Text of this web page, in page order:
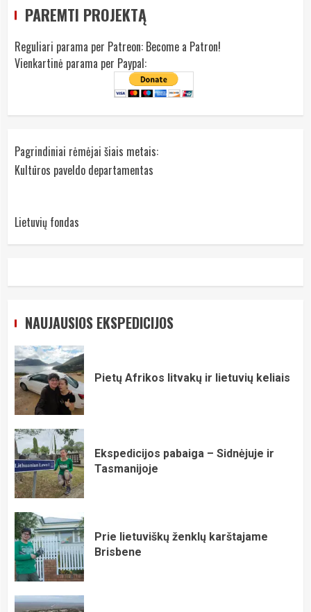
PAREMTI PROJEKTĄ
Reguliari parama per Patreon: Become a Patron!
Vienkartinė parama per Paypal:
Pagrindiniai rėmėjai šiais metais:
Kultūros paveldo departamentas
Lietuvių fondas
NAUJAUSIOS EKSPEDICIJOS
Pietų Afrikos litvakų ir lietuvių keliais
Ekspedicijos pabaiga – Sidnėjuje ir
Tasmanijoje
Prie lietuviškų ženklų karštajame
Brisbene